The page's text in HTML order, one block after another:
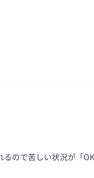
ので苦しい状況が「